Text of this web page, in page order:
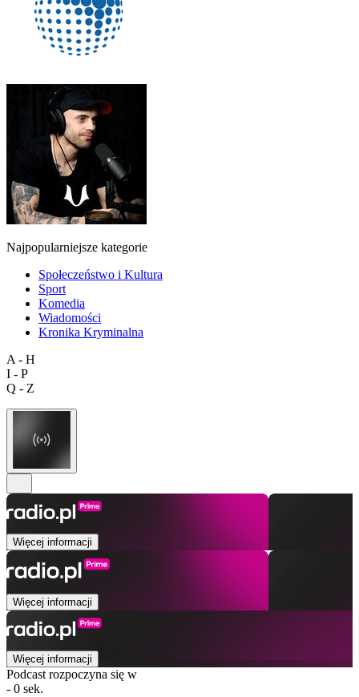
Najpopularniejsze kategorie
Społeczeństwo i Kultura
Sport
Komedia
Wiadomości
Kronika Kryminalna
A - H
I - P
Q - Z
Więcej informacji
Więcej informacji
Więcej informacji
Podcast rozpoczyna się w
- 0 sek.